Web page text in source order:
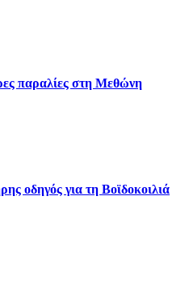
παραλίες στη Μεθώνη
οδηγός για τη Βοϊδοκοιλιά